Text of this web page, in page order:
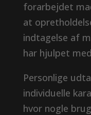
forarbejdet
at
indtagelse af
har hjulpet
Personlige
individuelle
hvor nogle